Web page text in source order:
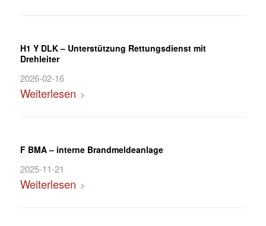
H1 Y DLK – Unterstützung Rettungsdienst mit
Drehleiter
2026-02-16
Weiterlesen
F BMA – interne Brandmeldeanlage
2025-11-21
Weiterlesen